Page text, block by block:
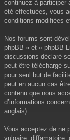
continuez à participer
été effectuées, vous
conditions modifiées
Nos forums sont
phpBB » et « phpBB
discussions déclaré
peut être téléchargé
pour seul but de
peut en aucun cas
contenu que nous
d’informations
anglais).
Vous acceptez de ne
vulgaire, diffamatoire,